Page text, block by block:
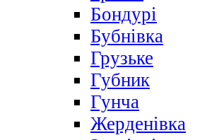
Бондурі
Бубнівка
Грузьке
Губник
Гунча
Жерденівка